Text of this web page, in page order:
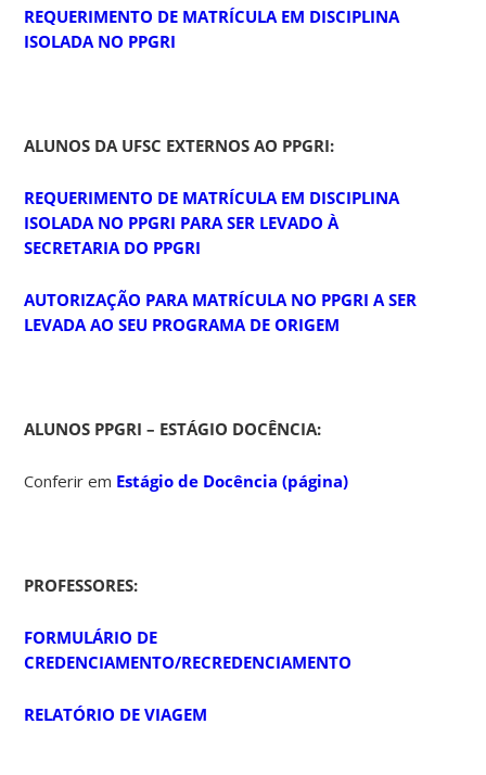
REQUERIMENTO DE MATRÍCULA EM DISCIPLINA
ISOLADA NO PPGRI
ALUNOS DA UFSC EXTERNOS AO PPGRI:
REQUERIMENTO DE MATRÍCULA EM DISCIPLINA
ISOLADA NO PPGRI PARA SER LEVADO À
SECRETARIA DO PPGRI
AUTORIZAÇÃO PARA MATRÍCULA NO PPGRI A SER
LEVADA AO SEU PROGRAMA DE ORIGEM
ALUNOS PPGRI – ESTÁGIO DOCÊNCIA:
Conferir em Estágio de Docência (página)
PROFESSORES:
FORMULÁRIO DE
CREDENCIAMENTO/RECREDENCIAMENTO
RELATÓRIO DE VIAGEM